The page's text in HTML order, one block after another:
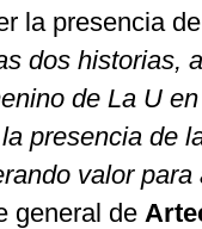
la presencia de
dos historias,
de La U
presencia de
valor para
general de